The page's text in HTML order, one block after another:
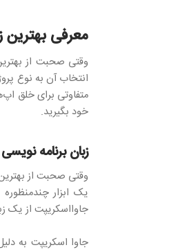
معرفی
وقتی صحبت از
خود بگیرید.
زبان برنامه‌ نویسی JavaScript
وقتی صحبت از
جاوااسکریپت از یک
جاوا اسکریپت به